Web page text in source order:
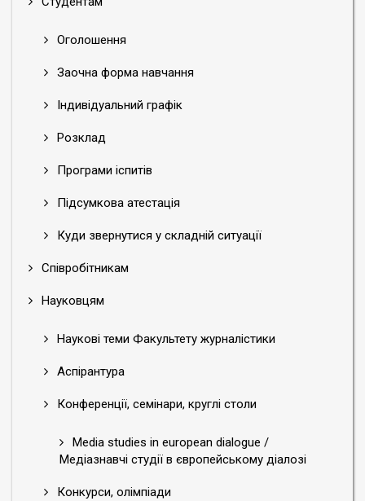
Оголошення
Заочна форма навчання
Індивідуальний графік
Розклад
Програми іспитів
Підсумкова атестація
Куди звернутися у складній ситуації
Співробітникам
Науковцям
Наукові теми Факультету журналістики
Аспірантура
Конференції, семінари, круглі столи
Media studies in european dialogue /
Медіазнавчі студії в європейському діалозі
Конкурси, олімпіади